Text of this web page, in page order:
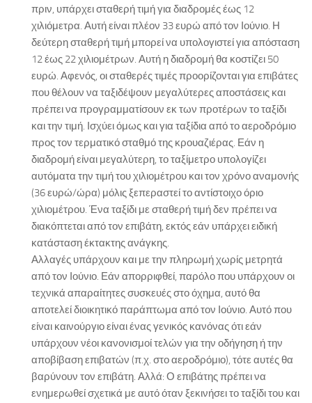
πριν, υπάρχει σταθερή τιμή για διαδρομές έως 12
χιλιόμετρα. Αυτή είναι πλέον 33 ευρώ από τον Ιούνιο. Η
δεύτερη σταθερή τιμή μπορεί να υπολογιστεί για απόσταση
12 έως 22 χιλιομέτρων. Αυτή η διαδρομή θα κοστίζει 50
ευρώ. Αφενός, οι σταθερές τιμές προορίζονται για επιβάτες
που θέλουν να ταξιδέψουν μεγαλύτερες αποστάσεις και
πρέπει να προγραμματίσουν εκ των προτέρων το ταξίδι
και την τιμή. Ισχύει όμως και για ταξίδια από το αεροδρόμιο
προς τον τερματικό σταθμό της κρουαζιέρας. Εάν η
διαδρομή είναι μεγαλύτερη, το ταξίμετρο υπολογίζει
αυτόματα την τιμή του χιλιομέτρου και τον χρόνο αναμονής
(36 ευρώ/ώρα) μόλις ξεπεραστεί το αντίστοιχο όριο
χιλιομέτρου. Ένα ταξίδι με σταθερή τιμή δεν πρέπει να
διακόπτεται από τον επιβάτη, εκτός εάν υπάρχει ειδική
κατάσταση έκτακτης ανάγκης.
Αλλαγές υπάρχουν και με την πληρωμή χωρίς μετρητά
από τον Ιούνιο. Εάν απορριφθεί, παρόλο που υπάρχουν οι
τεχνικά απαραίτητες συσκευές στο όχημα, αυτό θα
αποτελεί διοικητικό παράπτωμα από τον Ιούνιο. Αυτό που
είναι καινούργιο είναι ένας γενικός κανόνας ότι εάν
υπάρχουν νέοι κανονισμοί τελών για την οδήγηση ή την
αποβίβαση επιβατών (π.χ. στο αεροδρόμιο), τότε αυτές θα
βαρύνουν τον επιβάτη. Αλλά: Ο επιβάτης πρέπει να
ενημερωθεί σχετικά με αυτό όταν ξεκινήσει το ταξίδι του και